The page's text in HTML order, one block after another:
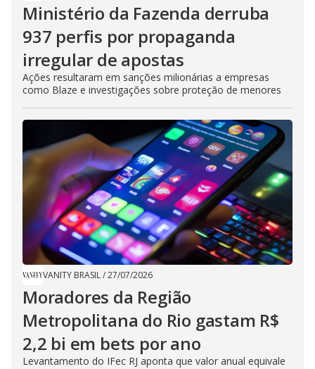
Ministério da Fazenda derruba
937 perfis por propaganda
irregular de apostas
Ações resultaram em sanções milionárias a empresas
como Blaze e investigações sobre proteção de menores
VANITY BRASIL/27/07/2026
Moradores da Região
Metropolitana do Rio gastam R$
2,2 bi em bets por ano
Levantamento do IFec RJ aponta que valor anual equivale